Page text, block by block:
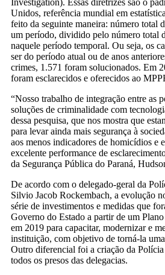
Investigation). Essas diretrizes são o
Unidos, referência mundial em
feito da seguinte maneira: número total
um período, dividido pelo número total
naquele período temporal. Ou seja, os
ser do período atual ou de anos
crimes, 1.571 foram solucionados. Em
foram esclarecidos e oferecidos ao
“Nosso trabalho de integração entre as
soluções de criminalidade com
dessa pesquisa, que nos mostra que
para levar ainda mais segurança à
aos menos indicadores de homicídios e
excelente performance de
da Segurança Pública do Paraná,
De acordo com o delegado-geral da
Silvio Jacob Rockembach, a evolução
série de investimentos e medidas que
Governo do Estado a partir de um
em 2019 para capacitar, modernizar e
instituição, com objetivo de torná-la
Outro diferencial foi a criação da
todos os presos das delegacias.